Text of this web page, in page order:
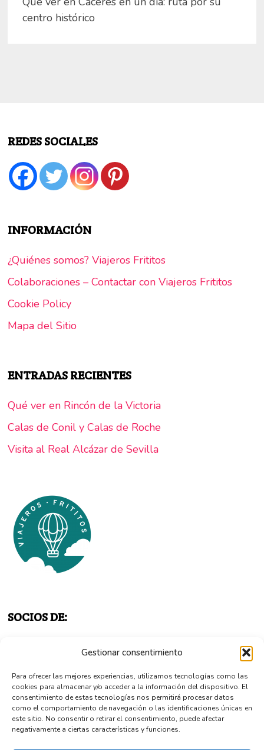
Gestionar consentimiento
Para ofrecer las mejores experiencias, utilizamos tecnologías como las
cookies para almacenar y/o acceder a la información del dispositivo. El
consentimiento de estas tecnologías nos permitirá procesar datos
como el comportamiento de navegación o las identificaciones únicas en
este sitio. No consentir o retirar el consentimiento, puede afectar
negativamente a ciertas características y funciones.
centro histórico
REDES SOCIALES
INFORMACIÓN
¿Quiénes somos? Viajeros Frititos
Colaboraciones – Contactar con Viajeros Frititos
Cookie Policy
Mapa del Sitio
ENTRADAS RECIENTES
Qué ver en Rincón de la Victoria
Calas de Conil y Calas de Roche
Visita al Real Alcázar de Sevilla
SOCIOS DE: